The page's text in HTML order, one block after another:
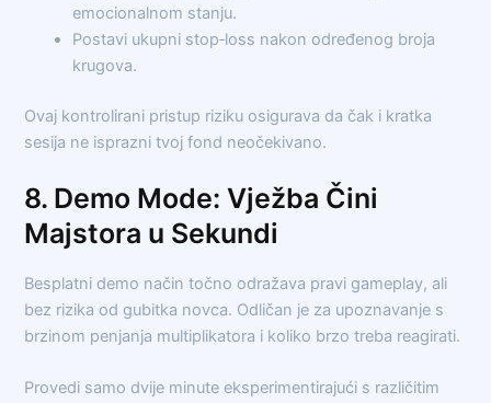
emocionalnom stanju.
Postavi ukupni stop‑loss nakon određenog broja
krugova.
Ovaj kontrolirani pristup riziku osigurava da čak i kratka
sesija ne isprazni tvoj fond neočekivano.
8. Demo Mode: Vježba Čini
Majstora u Sekundi
Besplatni demo način točno odražava pravi gameplay, ali
bez rizika od gubitka novca. Odličan je za upoznavanje s
brzinom penjanja multiplikatora i koliko brzo treba reagirati.
Provedi samo dvije minute eksperimentirajući s različitim